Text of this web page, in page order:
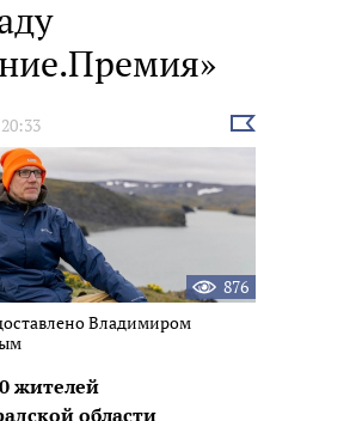
Выбрать
новость
876
Владимиром
жителей
области